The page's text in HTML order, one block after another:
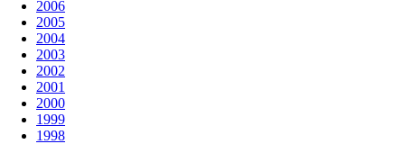
2006
2005
2004
2003
2002
2001
2000
1999
1998